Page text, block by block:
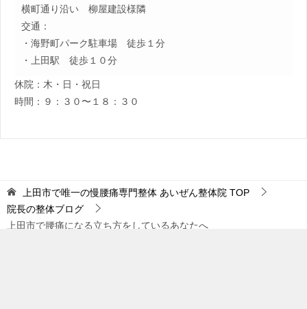
横町通り沿い 柳屋建設様隣
交通：
・海野町パーク駐車場 徒歩１分
・上田駅 徒歩１０分
休院：木・日・祝日
時間：９：３０〜１８：３０
上田市で唯一の慢腰痛専門整体 あいぜん整体院 TOP
院長の整体ブログ
上田市で腰痛になる立ち方をしているあなたへ